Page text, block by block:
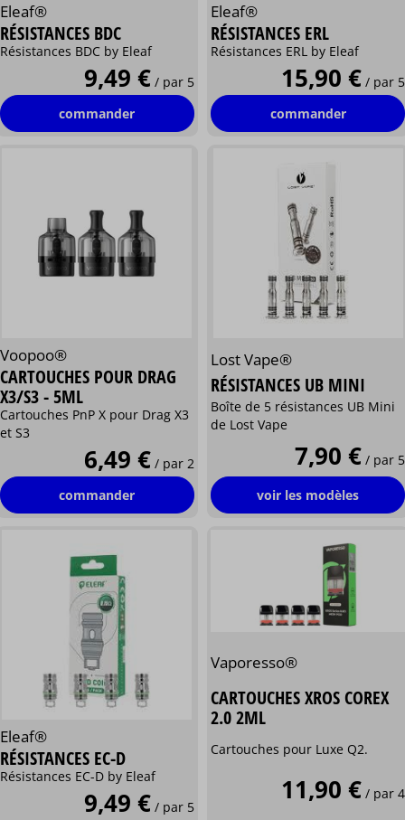
Eleaf®
RÉSISTANCES BDC
Résistances BDC by Eleaf
9,49 € / par 5
commander
Eleaf®
RÉSISTANCES ERL
Résistances ERL by Eleaf
15,90 € / par 5
commander
Voopoo®
CARTOUCHES POUR DRAG
X3/S3 - 5ML
Cartouches PnP X pour Drag X3
et S3
6,49 € / par 2
commander
Lost Vape®
RÉSISTANCES UB MINI
Boîte de 5 résistances UB Mini
de Lost Vape
7,90 € / par 5
voir les modèles
Eleaf®
RÉSISTANCES EC-D
Résistances EC-D by Eleaf
9,49 € / par 5
Vaporesso®
CARTOUCHES XROS COREX
2.0 2ML
Cartouches pour Luxe Q2.
11,90 € / par 4